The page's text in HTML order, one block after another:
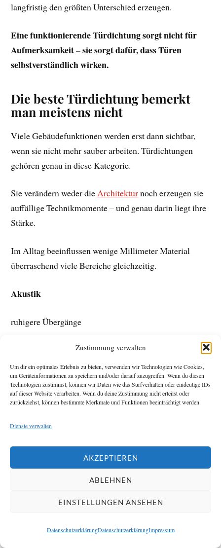
Zustimmung verwalten
Um dir ein optimales Erlebnis zu bieten, verwenden wir Technologien wie Cookies,
um Geräteinformationen zu speichern und/oder darauf zuzugreifen. Wenn du diesen
Technologien zustimmst, können wir Daten wie das Surfverhalten oder eindeutige IDs
auf dieser Website verarbeiten. Wenn du deine Zustimmung nicht erteilst oder
zurückziehst, können bestimmte Merkmale und Funktionen beeinträchtigt werden.
Dienste verwalten
AKZEPTIEREN
ABLEHNEN
EINSTELLUNGEN ANSEHEN
DatenschutzerklärungDatenschutzerklärungImpressum
langfristig den größten Unterschied erzeugen.
Eine funktionierende Türdichtung sorgt nicht für
Aufmerksamkeit – sie sorgt dafür, dass Türen
selbstverständlich wirken.
Die beste Türdichtung bemerkt
man meistens nicht
Viele Gebäudefunktionen werden erst dann sichtbar,
wenn sie nicht mehr sauber arbeiten. Türdichtungen
gehören genau in diese Kategorie.
Sie verändern weder dieArchitekturnoch erzeugen sie
auffällige Technikmomente – und genau darin liegt ihre
Stärke.
Im Alltag beeinflussen wenige Millimeter Material
überraschend viele Bereiche gleichzeitig.
Akustik
ruhigere Übergänge
angenehmeres Schließen
Raumgefühl
Interessanterweise werden hochwertige Türen oft nicht
über Design oder Material erkannt, sondern über ihre
kleinen Störungen.